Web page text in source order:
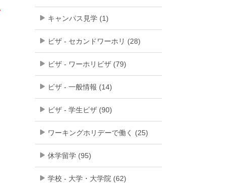
キャンパス見学 (1)
ビザ - セカンドワーホリ (28)
ビザ - ワーホリビザ (79)
ビザ - 一般情報 (14)
ビザ - 学生ビザ (90)
ワーキングホリデーで働く (25)
休学留学 (95)
学校 - 大学・大学院 (62)